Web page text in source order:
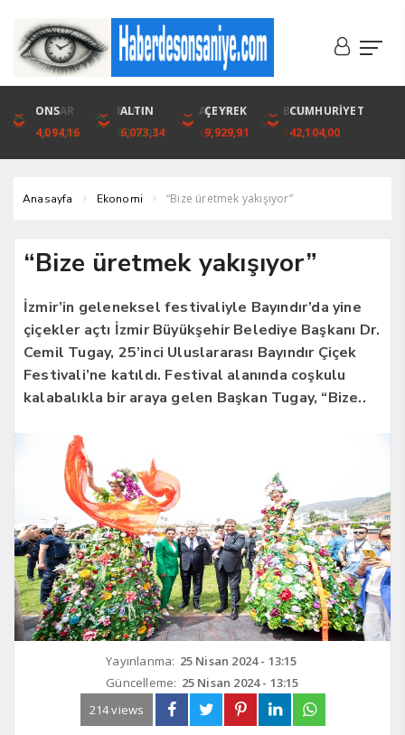
DOLAR
46,1316
EURO
53,3001
ALTIN
6,073,34
BIST
1.720,92
ONS
4,094,16
ALTIN
6,073,34
ÇEYREK
9,929,91
CUMHURİYET
42,104,00
Anasayfa Ekonomi “Bize üretmek yakışıyor”
“Bize üretmek yakışıyor”
İzmir’in geleneksel festivaliyle Bayındır’da yine
çiçekler açtı İzmir Büyükşehir Belediye Başkanı Dr.
Cemil Tugay, 25’inci Uluslararası Bayındır Çiçek
Festivali’ne katıldı. Festival alanında coşkulu
kalabalıkla bir araya gelen Başkan Tugay, “Bize..
Yayınlanma: 25 Nisan 2024 - 13:15
Güncelleme: 25 Nisan 2024 - 13:15
214 views